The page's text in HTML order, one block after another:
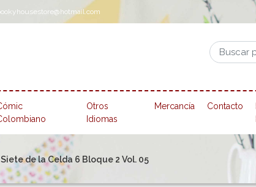
Otros
Idiomas
Mercancía Contacto
Siete de la Celda 6 Bloque 2 Vol. 05